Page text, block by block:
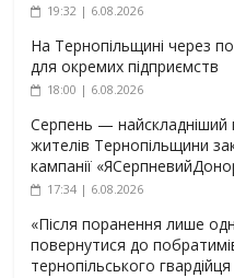
19:32 | 6.08.2026
На Тернопільщині через
для окремих підприємств
18:00 | 6.08.2026
Серпень — найскладніший
жителів Тернопільщини
кампанії
17:34 | 6.08.2026
«Після поранення лише
повернутися до
тернопільського гвардійця